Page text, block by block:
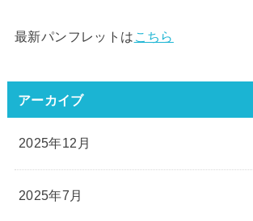
最新パンフレットは こちら
アーカイブ
2025年12月
2025年7月